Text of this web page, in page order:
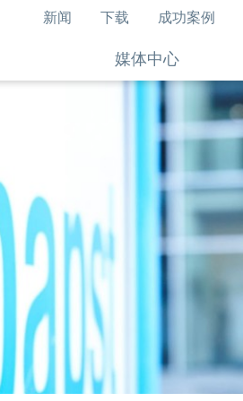
新闻 下载 成功案例
媒体中心